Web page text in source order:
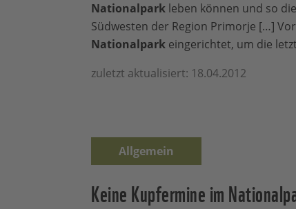
Nationalpark leben können und so
Südwesten der Region Primorje […]
Nationalpark eingerichtet, um die
zuletzt aktualisiert: 18.04.2012
Allgemein
Keine Kupfermine im